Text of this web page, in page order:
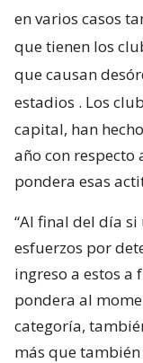
en varios casos
que tienen los
que causan
estadios . Los
capital, han
año con respecto
pondera esas
“Al final del día
esfuerzos por
ingreso a estos
pondera al
categoría,
más que